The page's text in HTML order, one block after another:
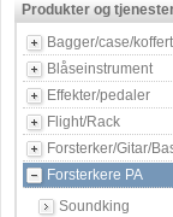
Produkter og
Bagger/case/
Blåseinstrument
Effekter/pedaler
Flight/Rack
Forsterker/Gitar/
Forsterkere PA
Soundking